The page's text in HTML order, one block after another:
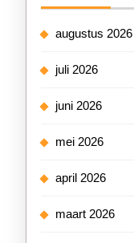
augustus 2026
juli 2026
juni 2026
mei 2026
april 2026
maart 2026